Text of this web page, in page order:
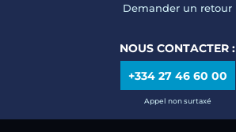
Demander un retour
NOUS CONTACTER :
+334 27 46 60 00
Appel non surtaxé